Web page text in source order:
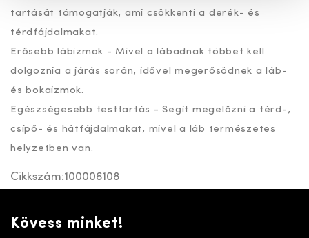
tartását támogatják, ami csökkenti a derék- és
térdfájdalmakat.
Erősebb lábizmok - Mivel a lábadnak többet kell
dolgoznia a járás során, idővel megerősödnek a láb-
és bokaizmok.
Egészségesebb testtartás - Segít megelőzni a térd-,
csípő- és hátfájdalmakat, mivel a láb természetes
helyzetben van.
Cikkszám:100006108
Kövess minket!